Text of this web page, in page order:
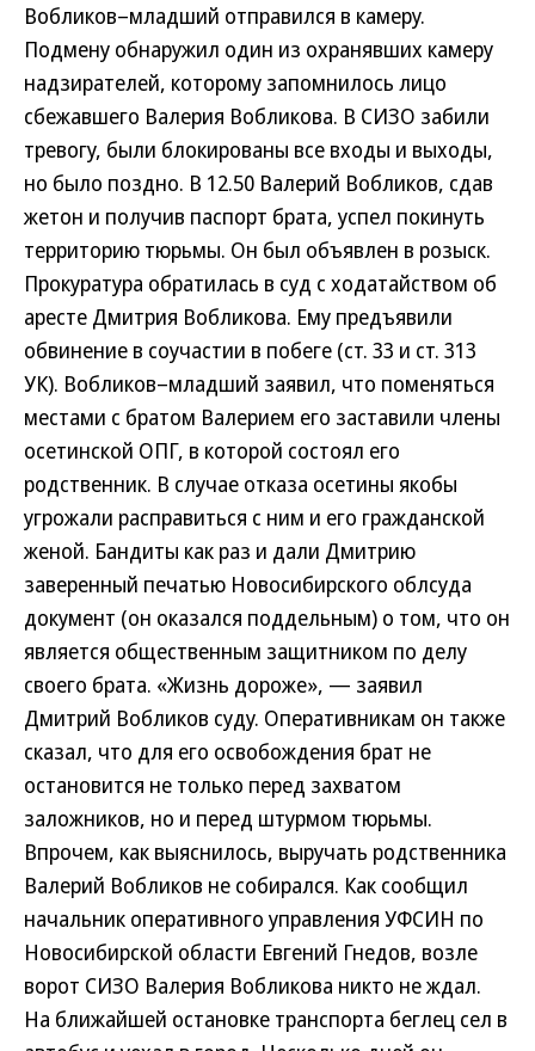
Вобликов–младший отправился в камеру.
Подмену обнаружил один из охранявших камеру
надзирателей, которому запомнилось лицо
сбежавшего Валерия Вобликова. В СИЗО забили
тревогу, были блокированы все входы и выходы,
но было поздно. В 12.50 Валерий Вобликов, сдав
жетон и получив паспорт брата, успел покинуть
территорию тюрьмы. Он был объявлен в розыск.
Прокуратура обратилась в суд с ходатайством об
аресте Дмитрия Вобликова. Ему предъявили
обвинение в соучастии в побеге (ст. 33 и ст. 313
УК). Вобликов–младший заявил, что поменяться
местами с братом Валерием его заставили члены
осетинской ОПГ, в которой состоял его
родственник. В случае отказа осетины якобы
угрожали расправиться с ним и его гражданской
женой. Бандиты как раз и дали Дмитрию
заверенный печатью Новосибирского облсуда
документ (он оказался поддельным) о том, что он
является общественным защитником по делу
своего брата. «Жизнь дороже», — заявил
Дмитрий Вобликов суду. Оперативникам он также
сказал, что для его освобождения брат не
остановится не только перед захватом
заложников, но и перед штурмом тюрьмы.
Впрочем, как выяснилось, выручать родственника
Валерий Вобликов не собирался. Как сообщил
начальник оперативного управления УФСИН по
Новосибирской области Евгений Гнедов, возле
ворот СИЗО Валерия Вобликова никто не ждал.
На ближайшей остановке транспорта беглец сел в